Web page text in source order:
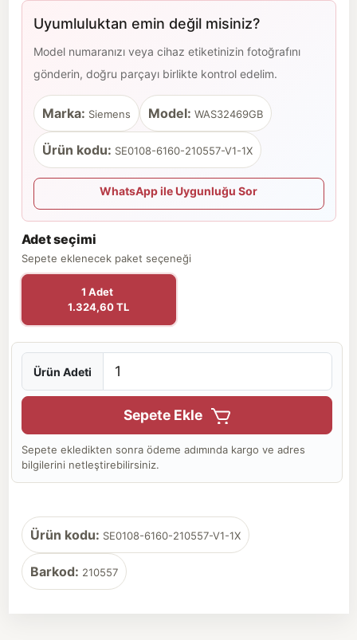
Uyumluluktan emin değil misiniz?
Model numaranızı veya cihaz etiketinizin fotoğrafını
gönderin, doğru parçayı birlikte kontrol edelim.
Marka: Siemens Model: WAS32469GB
Ürün kodu: SE0108-6160-210557-V1-1X
WhatsApp ile Uygunluğu Sor
Adet seçimi
Sepete eklenecek paket seçeneği
1 Adet
1.324,60 TL
Ürün Adeti
Sepete Ekle
Sepete ekledikten sonra ödeme adımında kargo ve adres
bilgilerini netleştirebilirsiniz.
Ürün kodu: SE0108-6160-210557-V1-1X
Barkod: 210557